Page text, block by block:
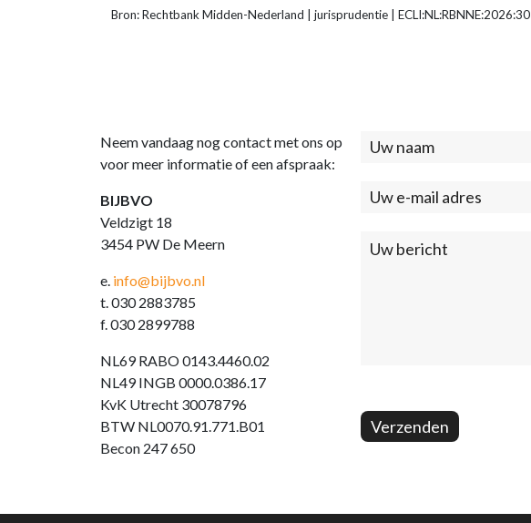
Bron: Rechtbank Midden-Nederland | jurisprudentie |
Neem vandaag nog contact met ons op
voor meer informatie of een afspraak:
BIJBVO
Veldzigt 18
3454 PW De Meern
e. info@bijbvo.nl
t. 030 2883785
f. 030 2899788
NL69 RABO 0143.4460.02
NL49 INGB 0000.0386.17
KvK Utrecht 30078796
BTW NL0070.91.771.B01
Becon 247 650
Contact
Verzenden